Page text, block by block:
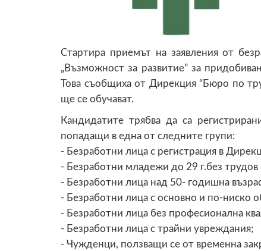
Стартира приемът на заявления от
„Възможност за развитие” за
Това съобщиха от Дирекция “Бюро по
ще се обучават.
Кандидатите трябва да са
попадащи в една от следните групи:
- Безработни лица с регистрация в
- Безработни младежи до 29 г.без
- Безработни лица над 50- годишна
- Безработни лица с основно и по-ниско
- Безработни лица без професионална
- Безработни лица с трайни увреждания;
- Чужденци, ползващи се от временна